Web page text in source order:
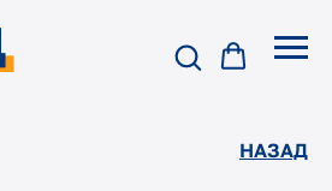
НАЗАД